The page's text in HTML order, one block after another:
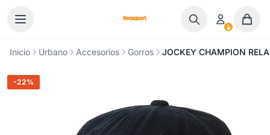
Inicio Urbano Accesorios Gorros JOCKEY CHAMPION
-22%